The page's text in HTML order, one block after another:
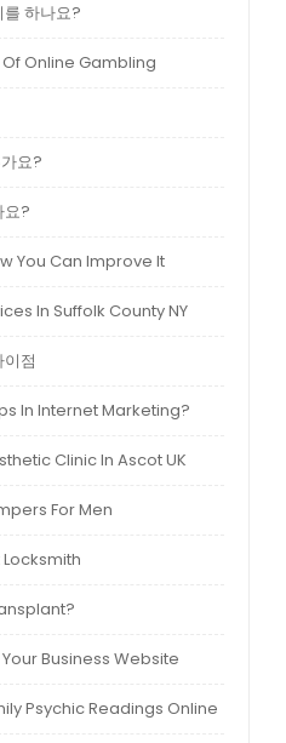
하나요?
Online Gambling
요?
요?
You Can Improve It
In Suffolk County NY
점
In Internet Marketing?
Clinic In Ascot UK
For Men
Business Website
Psychic Readings Online